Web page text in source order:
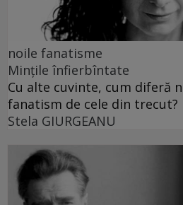
noile fanatisme
Mințile înfierbîntate
Cu alte cuvinte, cum diferă
fanatism de cele din trecut?
Stela GIURGEANU